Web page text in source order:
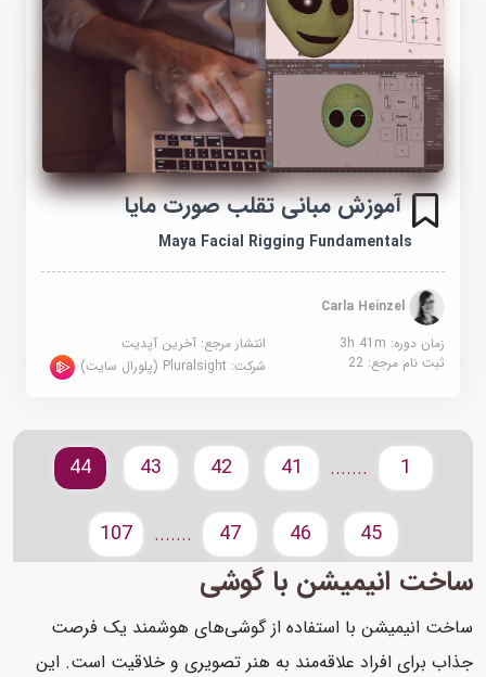
آموزش مبانی تقلب صورت مایا
Maya Facial Rigging Fundamentals
Carla Heinzel
زمان دوره: 3h 41m
انتشار مرجع:آخرین آپدیت
ثبت نام مرجع:22 شرکت:Pluralsight (پلورال سایت)
.......
41
42
43
44
45
46
47
.......
107
ساخت انیمیشن با گوشی
ساخت انیمیشن با استفاده از گوشی‌های هوشمند یک فرصت
جذاب برای افراد علاقه‌مند به هنر تصویری و خلاقیت است. این